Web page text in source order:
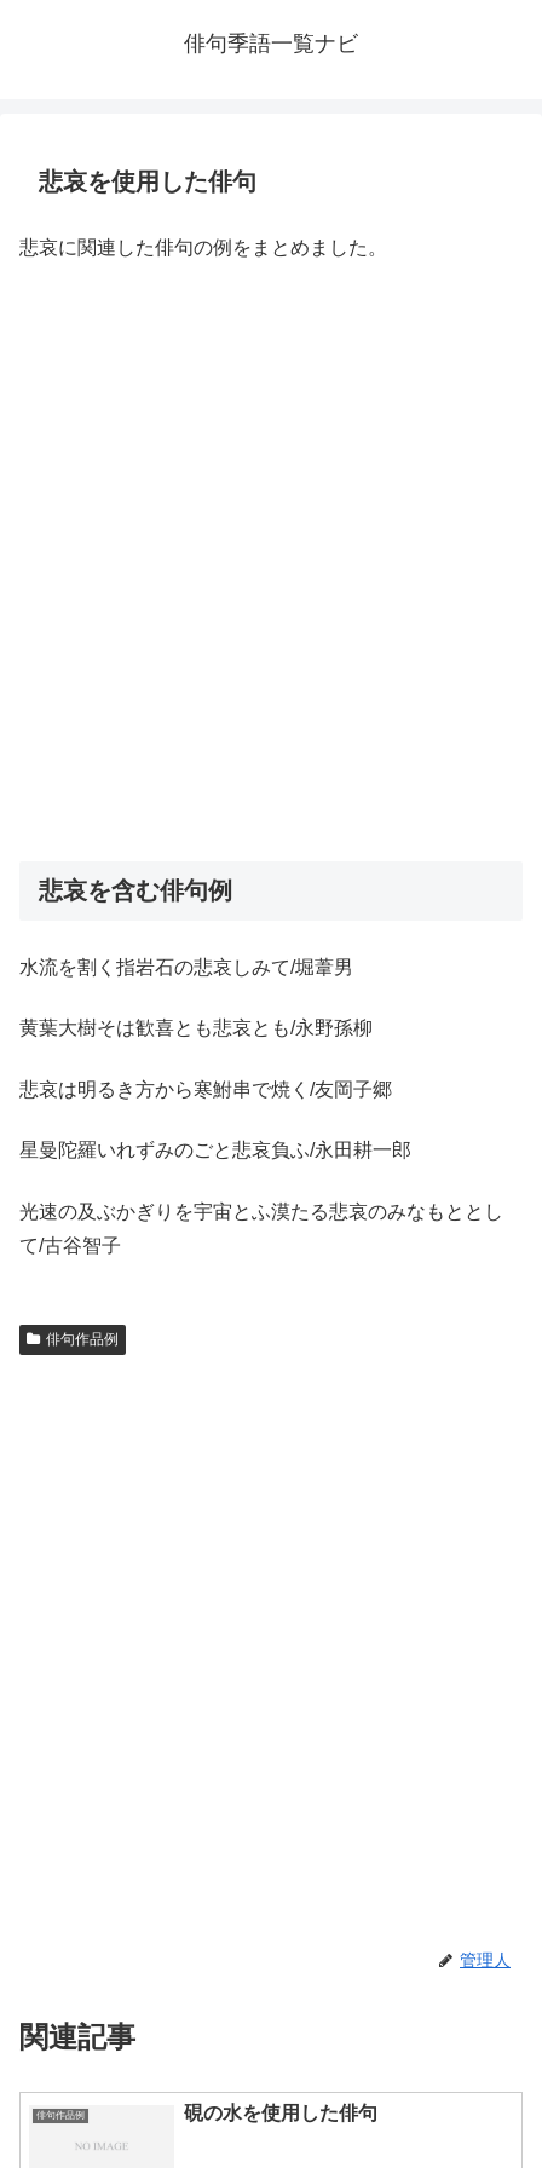
俳句季語一覧ナビ
悲哀を使用した俳句
悲哀に関連した俳句の例をまとめました。
悲哀を含む俳句例
水流を割く指岩石の悲哀しみて/堀葦男
黄葉大樹そは歓喜とも悲哀とも/永野孫柳
悲哀は明るき方から寒鮒串で焼く/友岡子郷
星曼陀羅いれずみのごと悲哀負ふ/永田耕一郎
光速の及ぶかぎりを宇宙とふ漠たる悲哀のみなもととし
て/古谷智子
俳句作品例
管理人
関連記事
俳句作品例 硯の水を使用した俳句